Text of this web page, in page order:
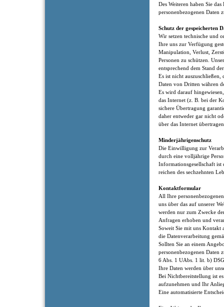
Des Weiteren haben Sie
personenbezogenen Daten
Schutz der gespeicherten
Wir setzen technische und
Ihre uns zur Verfügung
Manipulation, Verlust,
Personen zu schützen.
entsprechend dem Stand
Es ist nicht auszuschließen,
Daten von Dritten währen
Es wird darauf
das Internet (z. B. bei der
sichere Übertragung
daher entweder gar nicht
über das Internet
Minderjährigenschutz
Die Einwilligung zur
durch eine volljährige
Informationsgesellschaft
reichen des sechzehnten
Kontaktformular
All Ihre
uns über das auf unserer
werden nur zum Zwecke
Anfragen erhoben und
Soweit Sie mit uns
die Datenverarbeitung
Sollten Sie an einem
personenbezogenen Daten
6 Abs. 1 UAbs. 1 lit. b)
Ihre Daten werden über
Bei Nichtbereitstellung ist
aufzunehmen und Ihr
Eine automatisierte